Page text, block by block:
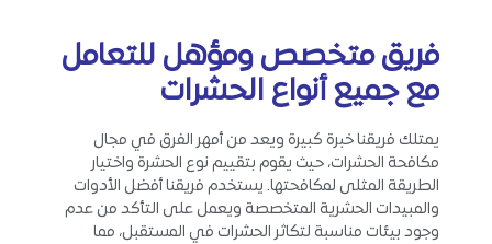
فريق متخصص ومؤهل للتعامل
مع جميع أنواع الحشرات
يمتلك فريقنا خبرة كبيرة ويعد من أمهر الفرق في مجال
مكافحة الحشرات، حيث يقوم بتقييم نوع الحشرة واختيار
الطريقة المثلى لمكافحتها. يستخدم فريقنا أفضل الأدوات
والمبيدات الحشرية المتخصصة ويعمل على التأكد من عدم
وجود بيئات مناسبة لتكاثر الحشرات في المستقبل، مما